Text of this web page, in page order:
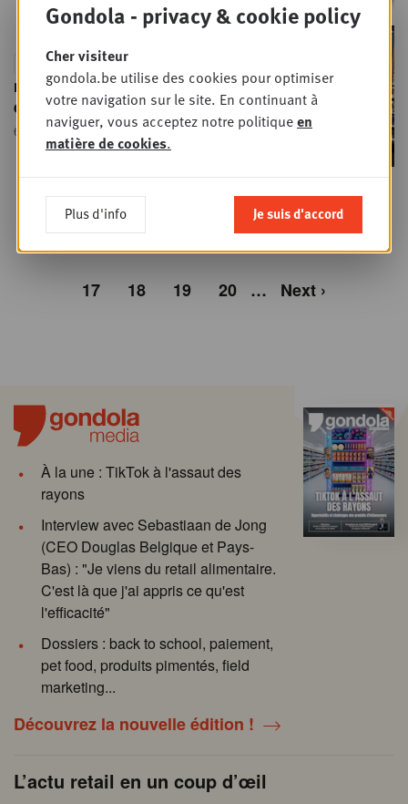
PUBLI-REPORTAGE
métier du merchandising est
en plein changement…
6 JUIN 2024• MARKETING
‹ Previous … 14 15 16
17 18 19 20 … Next ›
À la une : TikTok à l'assaut des
rayons
Interview avec Sebastiaan de Jong
(CEO Douglas Belgique et Pays-
Bas) : "Je viens du retail alimentaire.
C'est là que j'ai appris ce qu'est
l'efficacité"
Dossiers : back to school, paiement,
pet food, produits pimentés, field
marketing...
Découvrez la nouvelle édition !
L’actu retail en un coup d’œil
Gondola - privacy & cookie policy
Cher visiteur
gondola.be utilise des cookies pour optimiser
votre navigation sur le site. En continuant à
naviguer, vous acceptez notre politiqueen
matière de cookies.
Plus d'info Je suis d'accord